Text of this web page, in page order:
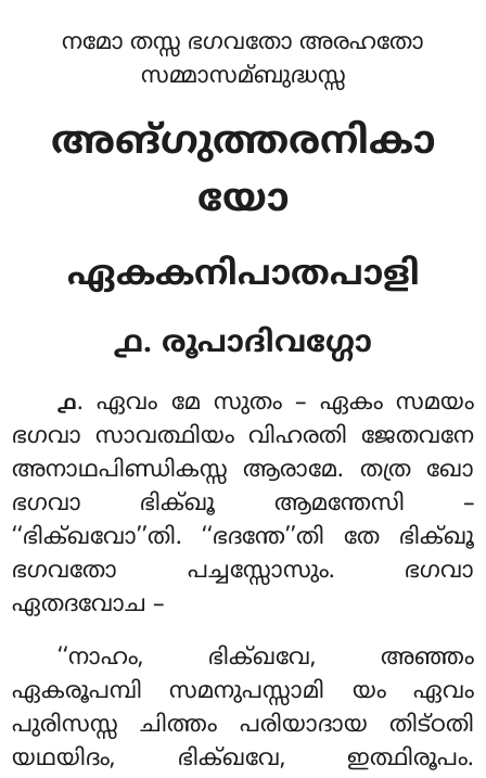
നമോ തസ്സ ഭഗവതോ അരഹതോ
സമ്മാസമ്ബുദ്ധസ്സ
അങ്ഗുത്തരനികാ
യോ
ഏകകനിപാതപാളി
൧. രൂപാദിവഗ്ഗോ
൧. ഏവം മേ സുതം – ഏകം സമയം
ഭഗവാ സാവത്ഥിയം വിഹരതി ജേതവനേ
അനാഥപിണ്ഡികസ്സ ആരാമേ. തത്ര ഖോ
ഭഗവാ ഭിക്ഖൂ ആമന്തേസി –
‘‘ഭിക്ഖവോ’’തി. ‘‘ഭദന്തേ’’തി തേ ഭിക്ഖൂ
ഭഗവതോ പച്ചസ്സോസും. ഭഗവാ
ഏതദവോച –
‘‘നാഹം, ഭിക്ഖവേ, അഞ്ഞം
ഏകരൂപമ്പി സമനുപസ്സാമി യം ഏവം
പുരിസസ്സ ചിത്തം പരിയാദായ തിട്ഠതി
യഥയിദം, ഭിക്ഖവേ, ഇത്ഥിരൂപം.